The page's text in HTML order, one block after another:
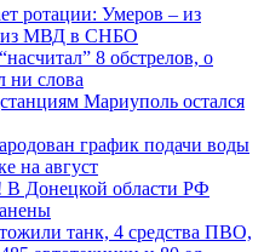
ротации: Умеров – из
из МВД в СНБО
8 обстрелов, о
ни слова
Мариуполь остался
график подачи воды
на август
В Донецкой области РФ
танк, 4 средства ПВО,